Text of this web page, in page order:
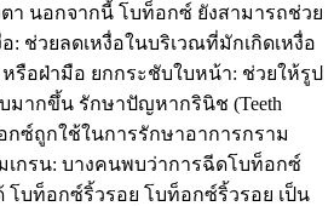
า นอกจากนี้ โบท็อกซ์ ยังสามารถช่วย
: ช่วยลดเหงื่อในบริเวณที่มักเกิดเหงื่อ
รือฝ่ามือ ยกกระชับใบหน้า: ช่วยให้รูป
มากขึ้น รักษาปัญหากรินิช (Teeth
กซ์ถูกใช้ในการรักษาอาการกราม
กรน: บางคนพบว่าการฉีดโบท็อกซ์
โบท็อกซ์ริ้วรอย โบท็อกซ์ริ้วรอย เป็น